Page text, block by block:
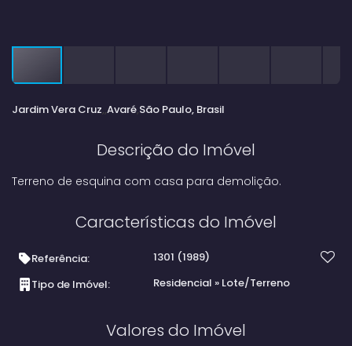
Jardim Vera Cruz Avaré São Paulo, Brasil
Descrição do Imóvel
Terreno de esquina com casa para demolição.
Características do Imóvel
Referência: 1301 (1989)
Tipo de Imóvel:
Residencial » Lote/Terreno
Valores do Imóvel